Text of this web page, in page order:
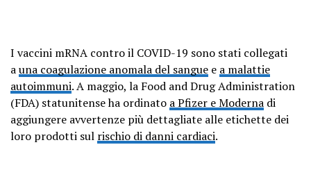
I vaccini mRNA contro il COVID-19 sono stati collegati
auna coagulazione anomala del sangue e a malattie
autoimmuni. A maggio, la Food and Drug Administration
(FDA) statunitense ha ordinato a Pfizer e Moderna di
aggiungere avvertenze più dettagliate alle etichette dei
loro prodotti sul rischio di danni cardiaci.